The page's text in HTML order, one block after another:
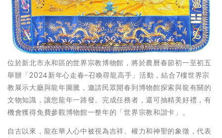
位於新北市永和區的世界宗教博物館，將於農曆春節初一至初五
舉辦「2024新年心走春~召喚尋龍高手」活動，結合7樓世界宗
教展示大廳與龍年圖騰，邀請民眾開春到博物館探索與龍有關的
文物知識，讓您龍年一路發。完成任務者，還可抽精美好禮，有
機會獲得免費參觀博物館一整年的「世界宗教和諧卡」。
自古以來，龍在華人心中被視為吉祥、權力和神聖的象徵，代表